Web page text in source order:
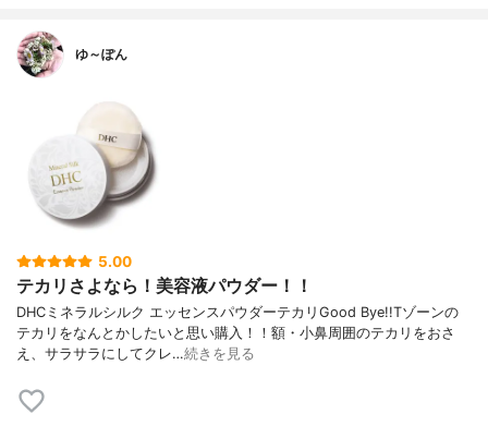
ゆ～ぽん
5.00
テカリさよなら！美容液パウダー！！
DHCミネラルシルク エッセンスパウダーテカリGood Bye!!Tゾーンの
テカリをなんとかしたいと思い購入！！額・小鼻周囲のテカリをおさ
え、サラサラにしてクレ…続きを見る